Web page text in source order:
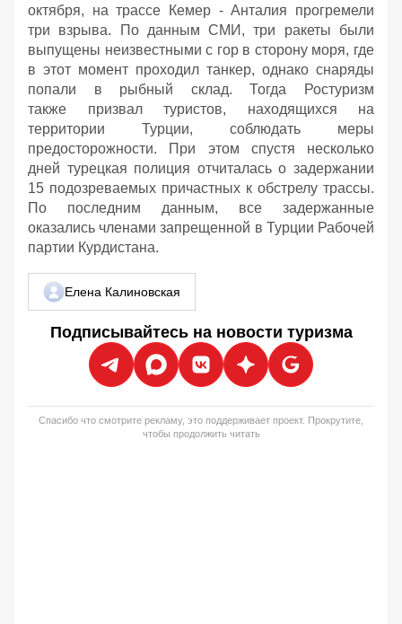
октября, на трассе Кемер - Анталия прогремели
три взрыва. По данным СМИ, три ракеты были
выпущены неизвестными с гор в сторону моря, где
в этот момент проходил танкер, однако снаряды
попали в рыбный склад. Тогда Ростуризм
также призвал туристов, находящихся на
территории Турции, соблюдать меры
предосторожности. При этом спустя несколько
дней турецкая полиция отчиталась о задержании
15 подозреваемых причастных к обстрелу трассы.
По последним данным, все задержанные
оказались членами запрещенной в Турции Рабочей
партии Курдистана.
Елена Калиновская
Подписывайтесь на новости туризма
Спасибо что смотрите рекламу, это поддерживает проект. Прокрутите,
чтобы продолжить читать